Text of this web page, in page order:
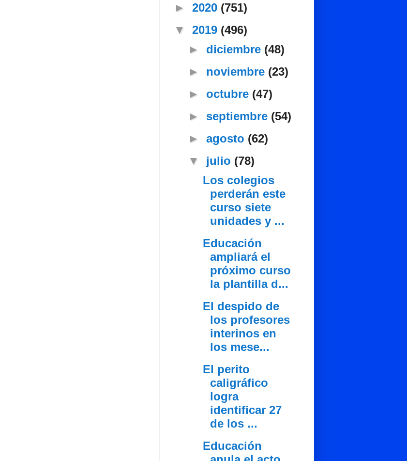
► 2020 (751)
▼ 2019 (496)
► diciembre (48)
► noviembre (23)
► octubre (47)
► septiembre (54)
► agosto (62)
▼ julio (78)
Los colegios
perderán este
curso siete
unidades y ...
Educación
ampliará el
próximo curso
la plantilla d...
El despido de
los profesores
interinos en
los mese...
El perito
caligráfico
logra
identificar 27
de los ...
Educación